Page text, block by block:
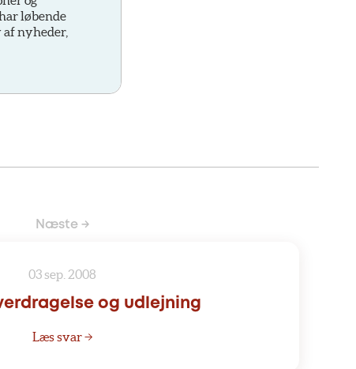
løbende
nyheder,
Næste →
03 sep. 2008
og udlejning
Læs svar →